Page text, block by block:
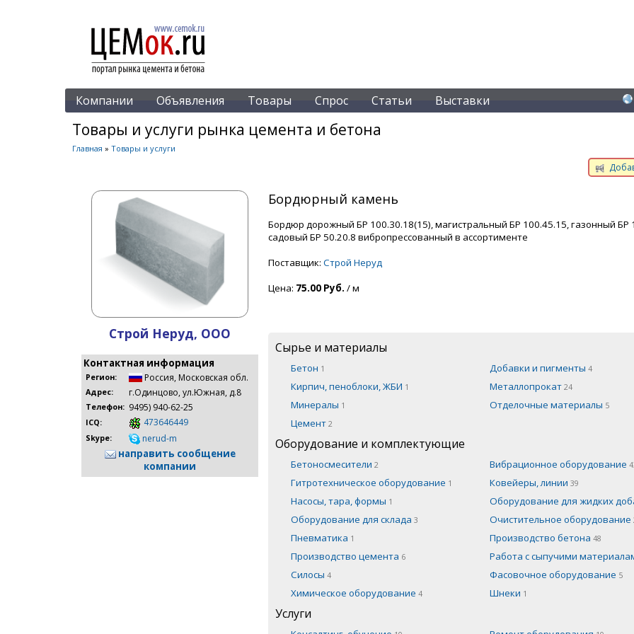
Компании Объявления Товары Спрос Статьи Выставки
Товары и услуги рынка цемента и бетона
Главная » Товары и услуги
Строй Неруд, ООО
Контактная информация
Регион: Россия, Московская обл.
Адрес: г.Одинцово, ул.Южная, д.8
Телефон: 9495) 940-62-25
ICQ: 473646449
Skype: nerud-m
направить сообщение
компании
Бордюрный камень
Бордюр дорожный БР 100.30.18(15), магистральный БР 100.45.15, газонный БР
садовый БР 50.20.8 вибропрессованный в ассортименте
Поставщик: Строй Неруд
Цена: 75.00 Руб. / м
Сырье и материалы
Бетон 1 Добавки и пигменты 4
Кирпич, пеноблоки, ЖБИ 1 Металлопрокат 24
Минералы 1 Отделочные материалы 5
Цемент 2
Оборудование и комплектующие
Бетоносмесители 2 Вибрационное оборудование
Гитротехническое оборудование 1 Ковейеры, линии 39
Насосы, тара, формы 1 Оборудование для жидких
Оборудование для склада 3 Очистительное оборудование
Пневматика 1 Производство бетона 48
Производство цемента 6 Работа с сыпучими
Силосы 4 Фасовочное оборудование 5
Химическое оборудование 4 Шнеки 1
Услуги